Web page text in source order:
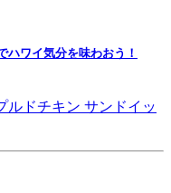
ハワイ気分を味わおう！
ルドチキン サンドイッ